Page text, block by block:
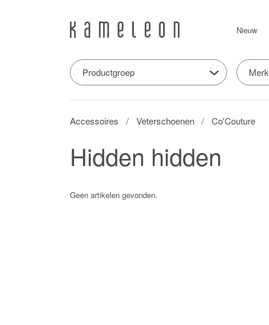
Nieuw
Productgroep Merk
Accessoires Veterschoenen Co'Couture
Hidden hidden
Geen artikelen gevonden.